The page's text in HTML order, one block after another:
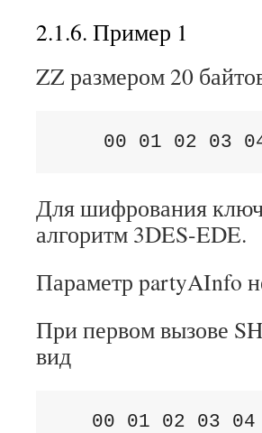
2.1.6. Пример 1
ZZ размером 20
00 01 02 03
Для шифрования
алгоритм 3DES-EDE.
Параметр partyAInfo
При первом вызове
вид
00 01 02 03